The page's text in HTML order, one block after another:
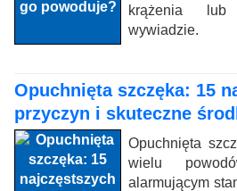
krążenia
wywiadzie.
Opuchnięta szczęka: 15
przyczyn i skuteczne
Opuchnięta
wielu
alarmującym